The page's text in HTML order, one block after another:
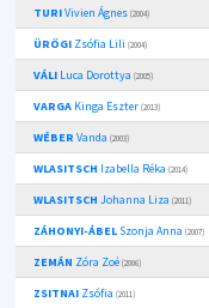
TURIVivien Ágnes (2004)
ÜRÖGIZsófia Lili (2004)
VÁLILuca Dorottya (2005)
VARGAKinga Eszter (2013)
WÉBER Vanda (2003)
WLASITSCH Izabella Réka (2014)
WLASITSCH Johanna Liza (2011)
ZÁHONYI-ÁBELSzonja Anna (2007)
ZEMÁN Zóra Zoé (2006)
ZSITNAIZsófia (2011)